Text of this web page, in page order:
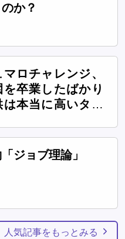
か？
ロチャレンジ、
を卒業したばかり
は本当に高いタワ
ジョブ理論」
人気記事をもっとみる